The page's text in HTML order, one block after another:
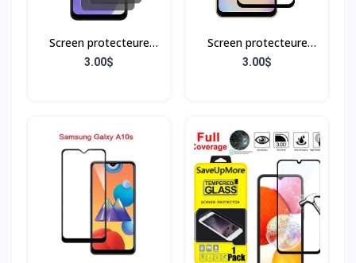
Screen protecteure
Samsung A02
3.00$
Screen protecteure
Samsung A05
3.00$